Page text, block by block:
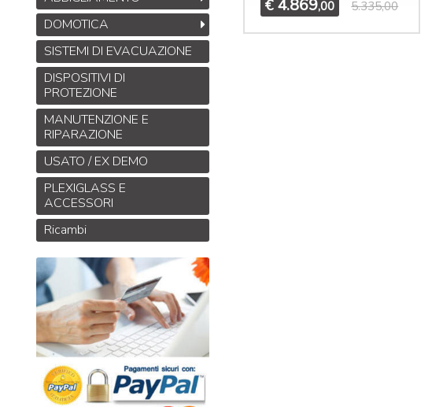
€ 4.869,00 5.335,00
DOMOTICA
SISTEMI DI EVACUAZIONE
DISPOSITIVI DI
PROTEZIONE
MANUTENZIONE E
RIPARAZIONE
USATO / EX DEMO
PLEXIGLASS E
ACCESSORI
Ricambi